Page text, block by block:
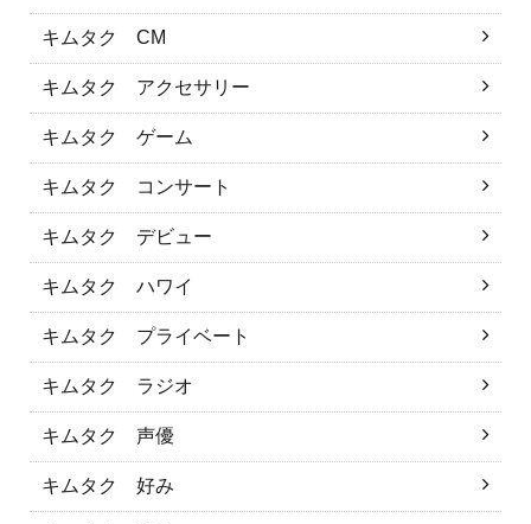
キムタク CM
キムタク アクセサリー
キムタク ゲーム
キムタク コンサート
キムタク デビュー
キムタク ハワイ
キムタク プライベート
キムタク ラジオ
キムタク 声優
キムタク 好み